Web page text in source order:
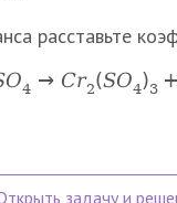
расставьте
O4 → Cr2(SO4)3 +